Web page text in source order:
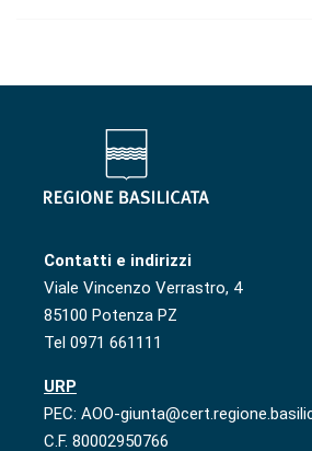
Contatti e indirizzi
Viale Vincenzo Verrastro, 4
85100 Potenza PZ
Tel 0971 661111
URP
PEC: AOO-
C.F. 80002950766